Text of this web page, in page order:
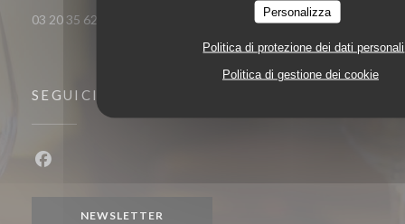
Personalizza
Politica di protezione dei dati personali
Politica di gestione dei cookie
03 20 35 62 81
SEGUICI
NEWSLETTER